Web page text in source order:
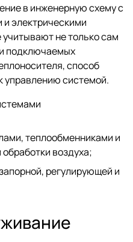
в инженерную схему с
электрическими
не только сам
подключаемых
способ
управлению системой.
теплообменниками и
воздуха;
регулирующей и